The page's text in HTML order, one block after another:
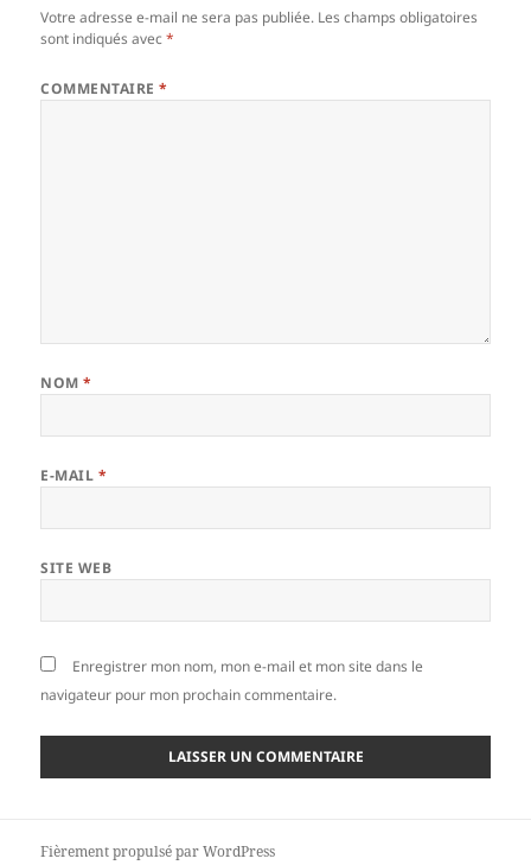
Votre adresse e-mail ne sera pas publiée. Les champs obligatoires
sont indiqués avec*
COMMENTAIRE*
NOM*
E-MAIL *
SITE WEB
Enregistrer mon nom, mon e-mail et mon site dans le
navigateur pour mon prochain commentaire.
Fièrement propulsé par WordPress